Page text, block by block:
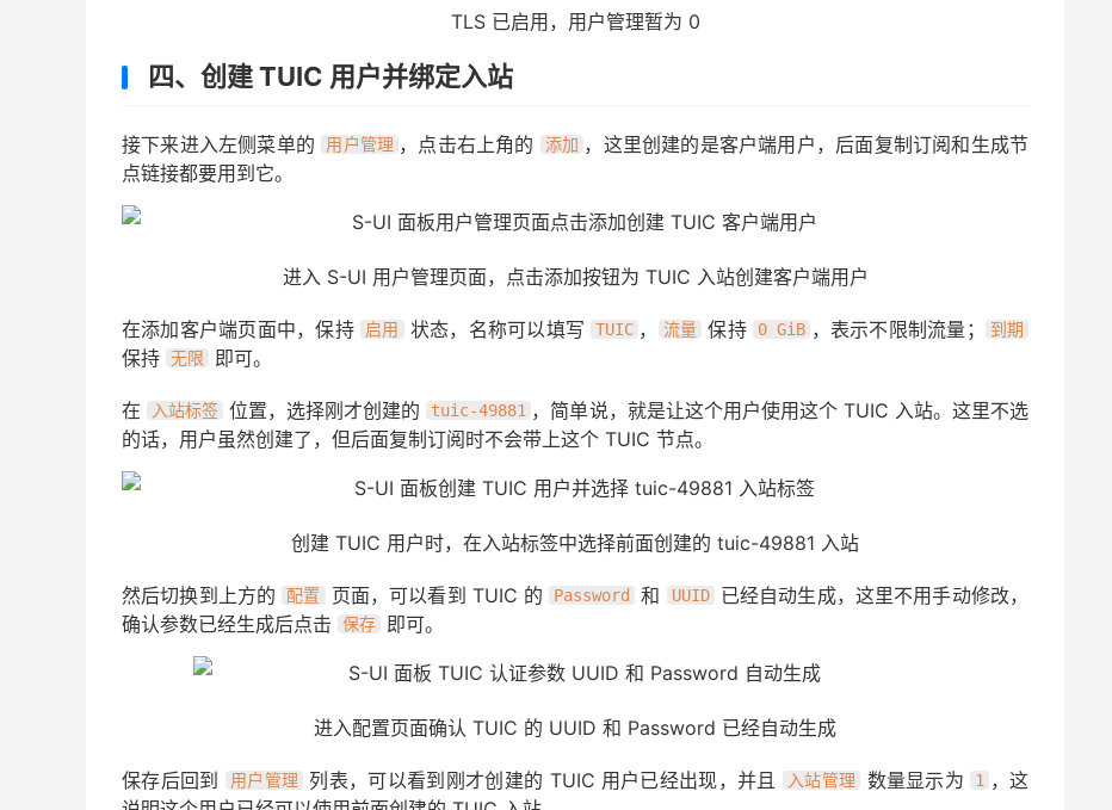
TLS 已启用，用户管理暂为 0
四、创建 TUIC 用户并绑定入站
接下来进入左侧菜单的 用户管理 ，点击右上角的 添加 ，这里创建的是客户端用户，后面复制订阅和生成节
点链接都要用到它。
进入 S-UI 用户管理页面，点击添加按钮为 TUIC 入站创建客户端用户
在添加客户端页面中，保持 启用 状态，名称可以填写 TUIC ， 流量 保持 0 GiB ，表示不限制流量； 到期
保持 无限 即可。
在 入站标签 位置，选择刚才创建的 tuic-49881 ，简单说，就是让这个用户使用这个 TUIC 入站。这里不选
的话，用户虽然创建了，但后面复制订阅时不会带上这个 TUIC 节点。
创建 TUIC 用户时，在入站标签中选择前面创建的 tuic-49881 入站
然后切换到上方的 配置 页面，可以看到 TUIC 的 Password 和 UUID
已经自动生成，这里不用手动修改，
确认参数已经生成后点击
保存 即可。
进入配置页面确认 TUIC 的 UUID 和 Password 已经自动生成
保存后回到 用户管理 列表，可以看到刚才创建的 TUIC 用户已经出现，并且 入站管理 数量显示为 1 ，这